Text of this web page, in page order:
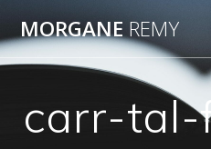
MORGANE REMY
carr-tal-